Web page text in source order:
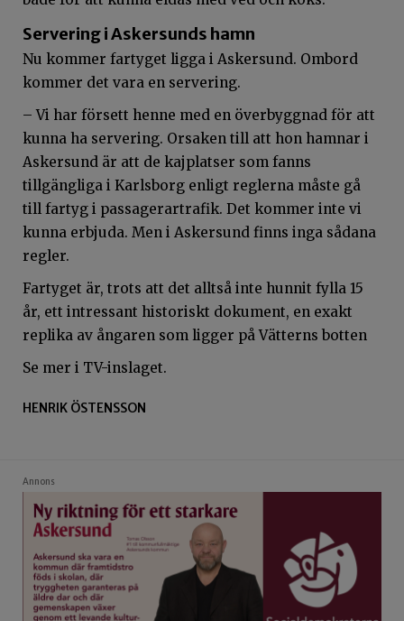
Servering i Askersunds hamn
Nu kommer fartyget ligga i Askersund. Ombord
kommer det vara en servering.
– Vi har försett henne med en överbyggnad för att
kunna ha servering. Orsaken till att hon hamnar i
Askersund är att de kajplatser som fanns
tillgängliga i Karlsborg enligt reglerna måste gå
till fartyg i passagerartrafik. Det kommer inte vi
kunna erbjuda. Men i Askersund finns inga sådana
regler.
Fartyget är, trots att det alltså inte hunnit fylla 15
år, ett intressant historiskt dokument, en exakt
replika av ångaren som ligger på Vätterns botten
Se mer i TV-inslaget.
HENRIK ÖSTENSSON
Annons